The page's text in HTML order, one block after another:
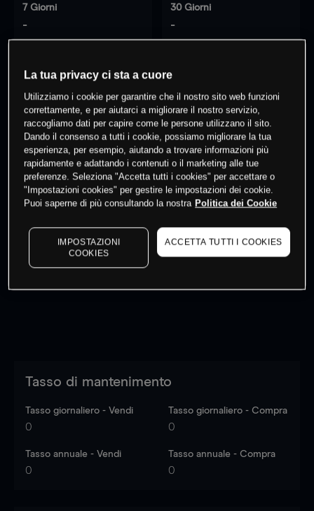
7 Giorni
-
30 Giorni
-
% dei clienti hanno posizioni
questo prodotto
Fai trading
I prezzi sono solo indicativi. Accediper vedere gli ultimi
dati di mercato
to see latest market data
Tasso di mantenimento
Tasso giornaliero - Vendi
0
Tasso giornaliero - Compra
0
Tasso annuale - Vendi
0
Tasso annuale - Compra
0
La tua privacy ci sta a cuore
Utilizziamo i cookie per garantire che il nostro sito web funzioni
correttamente, e per aiutarci a migliorare il nostro servizio,
raccogliamo dati per capire come le persone utilizzano il sito.
Dando il consenso a tutti i cookie, possiamo migliorare la tua
esperienza, per esempio, aiutando a trovare informazioni più
rapidamente e adattando i contenuti o il marketing alle tue
preferenze. Seleziona "Accetta tutti i cookies" per accettare o
"Impostazioni cookies" per gestire le impostazioni dei cookie.
Puoi saperne di più consultando la nostra Politica dei Cookie
IMPOSTAZIONI
COOKIES
ACCETTA TUTTI I COOKIES